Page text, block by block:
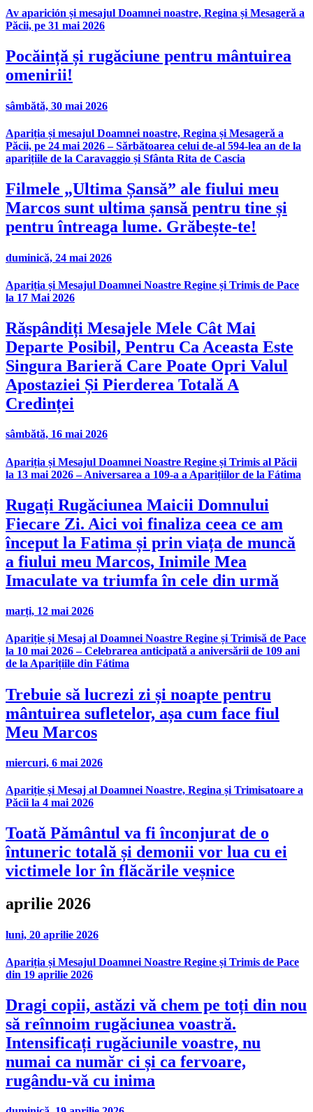
Av aparición și mesajul Doamnei noastre, Regina și Mesageră a
Păcii, pe 31 mai 2026
Pocăință și rugăciune pentru mântuirea
omenirii!
sâmbătă, 30 mai 2026
Apariția și mesajul Doamnei noastre, Regina și Mesageră a
Păcii, pe 24 mai 2026 – Sărbătoarea celui de-al 594-lea an de la
aparițiile de la Caravaggio și Sfânta Rita de Cascia
Filmele „Ultima Șansă” ale fiului meu
Marcos sunt ultima șansă pentru tine și
pentru întreaga lume. Grăbește-te!
duminică, 24 mai 2026
Apariția și Mesajul Doamnei Noastre Regine și Trimis de Pace
la 17 Mai 2026
Răspândiți Mesajele Mele Cât Mai
Departe Posibil, Pentru Ca Aceasta Este
Singura Barieră Care Poate Opri Valul
Apostaziei Și Pierderea Totală A
Credinței
sâmbătă, 16 mai 2026
Apariția și Mesajul Doamnei Noastre Regine și Trimis al Păcii
la 13 mai 2026 – Aniversarea a 109-a a Aparițiilor de la Fátima
Rugați Rugăciunea Maicii Domnului
Fiecare Zi. Aici voi finaliza ceea ce am
început la Fatima și prin viața de muncă
a fiului meu Marcos, Inimile Mea
Imaculate va triumfa în cele din urmă
marți, 12 mai 2026
Apariție și Mesaj al Doamnei Noastre Regine și Trimisă de Pace
la 10 mai 2026 – Celebrarea anticipată a aniversării de 109 ani
de la Aparițiile din Fátima
Trebuie să lucrezi zi și noapte pentru
mântuirea sufletelor, așa cum face fiul
Meu Marcos
miercuri, 6 mai 2026
Apariție și Mesaj al Doamnei Noastre, Regina și Trimisatoare a
Păcii la 4 mai 2026
Toată Pământul va fi înconjurat de o
întuneric totală și demonii vor lua cu ei
victimele lor în flăcările veșnice
aprilie 2026
luni, 20 aprilie 2026
Apariția și Mesajul Doamnei Noastre Regine și Trimis de Pace
din 19 aprilie 2026
Dragi copii, astăzi vă chem pe toți din nou
să reînnoim rugăciunea voastră.
Intensificați rugăciunile voastre, nu
numai ca număr ci și ca fervoare,
rugându-vă cu inima